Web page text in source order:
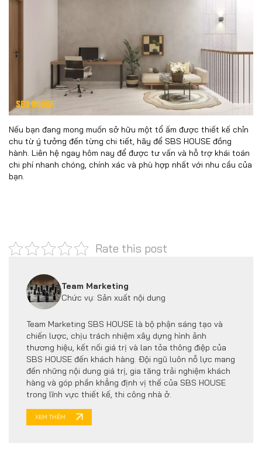
Nếu bạn đang mong muốn sở hữu một tổ ấm được thiết kế chỉn
chu từ ý tưởng đến từng chi tiết, hãy để SBS HOUSE đồng
hành. Liên hệ ngay hôm nay để được tư vấn và hỗ trợ khái toán
chi phí nhanh chóng, chính xác và phù hợp nhất với nhu cầu của
bạn.
Rate this post
Team Marketing
Chức vụ: Sản xuất nội dung
Team Marketing SBS HOUSE là bộ phận sáng tạo và
chiến lược, chịu trách nhiệm xây dựng hình ảnh
thương hiệu, kết nối giá trị và lan tỏa thông điệp của
SBS HOUSE đến khách hàng. Đội ngũ luôn nỗ lực mang
đến những nội dung giá trị, gia tăng trải nghiệm khách
hàng và góp phần khẳng định vị thế của SBS HOUSE
trong lĩnh vực thiết kế, thi công nhà ở.
XEM THÊM